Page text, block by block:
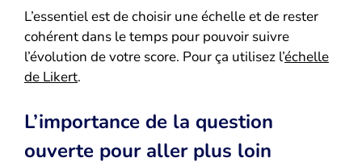
L’essentiel est de choisir une échelle et de rester
cohérent dans le temps pour pouvoir suivre
l’évolution de votre score. Pour ça utilisez l’échelle
de Likert.
L’importance de la question
ouverte pour aller plus loin